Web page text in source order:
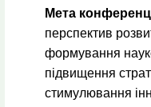
Мета
перспектив
формування
підвищення
стимулювання